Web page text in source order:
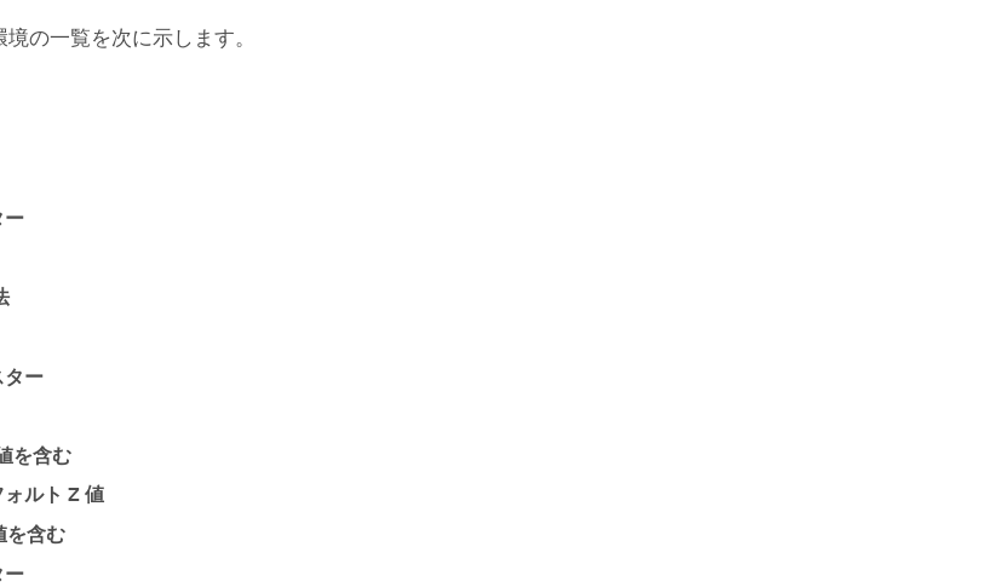
の一覧を次に示します。
ー
ター
を含む
ルト Z 値
を含む
ー